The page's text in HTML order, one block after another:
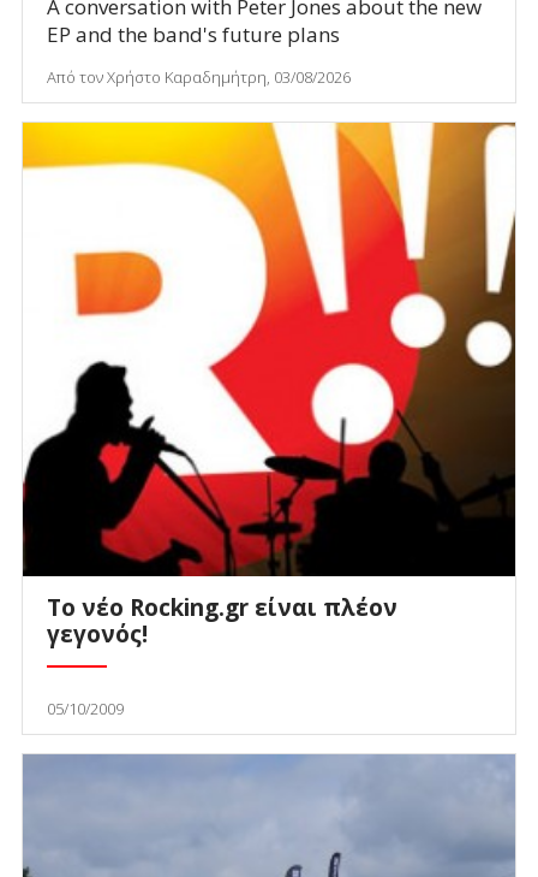
A conversation with Peter Jones about the new
EP and the band's future plans
Από τον Χρήστο Καραδημήτρη, 03/08/2026
Το νέο Rocking.gr είναι πλέον
γεγονός!
05/10/2009